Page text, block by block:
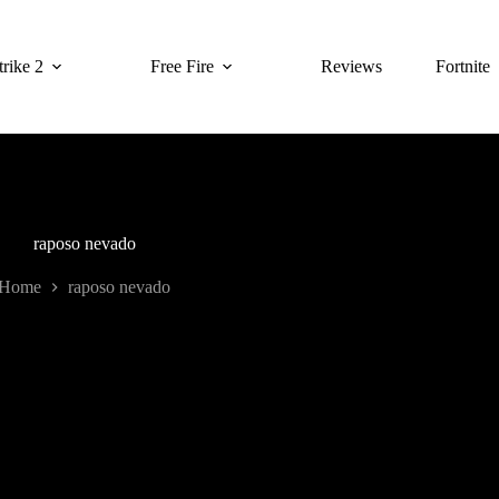
2 Free Fire Reviews Fortnite
raposo nevado
raposo nevado